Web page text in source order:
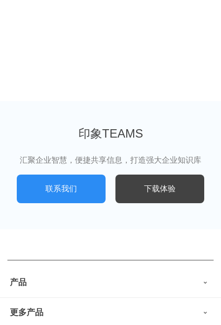
印象TEAMS
汇聚企业智慧，便捷共享信息，打造强大企业知识库
联系我们 下载体验
产品
会员权益
更多产品